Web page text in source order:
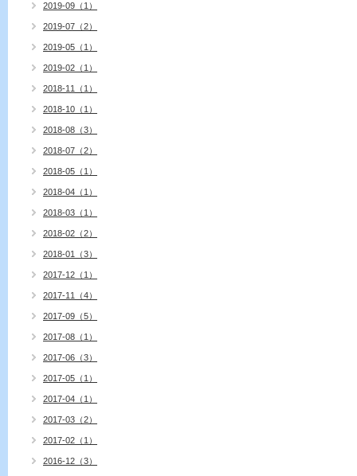
2019-09（1）
2019-07（2）
2019-05（1）
2019-02（1）
2018-11（1）
2018-10（1）
2018-08（3）
2018-07（2）
2018-05（1）
2018-04（1）
2018-03（1）
2018-02（2）
2018-01（3）
2017-12（1）
2017-11（4）
2017-09（5）
2017-08（1）
2017-06（3）
2017-05（1）
2017-04（1）
2017-03（2）
2017-02（1）
2016-12（3）